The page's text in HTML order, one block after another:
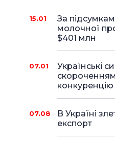
15.01
За
молочної
$401 млн
07.01
Українські
07.08
В Україні
експорт